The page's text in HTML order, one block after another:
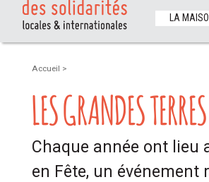
LA
Accueil >
LES GRANDES
Chaque année ont lieu
en Fête, un